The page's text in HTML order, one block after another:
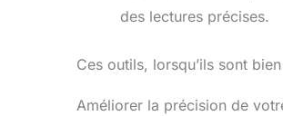
des lectures précises.
Ces outils, lorsqu’ils sont
Améliorer la précision de